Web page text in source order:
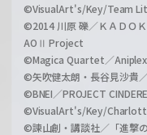
©VisualArt's/Key/Team
©2014 川原 礫／ＫＡＤＯ
AOⅡ Project
©Magica Quartet／
©矢吹健太朗・長谷見沙貴
©BNEI／PROJECT
©VisualArt's/Key/
©諫山創・講談社／「進撃